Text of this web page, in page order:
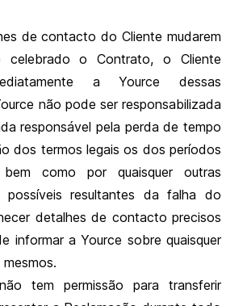
de contacto do Cliente mudarem
o Contrato, o Cliente
a Yource dessas
não pode ser responsabilizada
responsável pela perda de tempo
dos termos legais os dos períodos
como por quaisquer outras
possíveis resultantes da falha do
detalhes de contacto precisos
informar a Yource sobre quaisquer
tem permissão para transferir